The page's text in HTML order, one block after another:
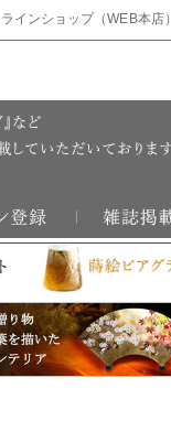
インショップ（WEB本店）